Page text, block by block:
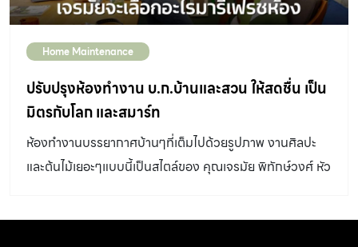
Home Maintenance
ปรับปรุงห้องทำงาน บ.ก.บ้านและสวน ให้สดชื่น เป็น
มิตรกับโลก และสมาร์ท
ห้องทำงานบรรยากาศบ้านๆที่เต็มไปด้วยรูปภาพ งานศิลปะ
และต้นไม้เยอะๆแบบนี้เป็นสไตล์ของ คุณเจรมัย พิทักษ์วงศ์ หัว